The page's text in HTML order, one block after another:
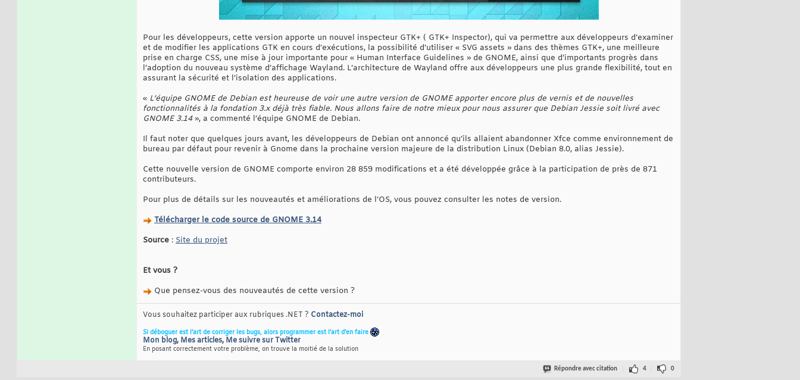
Pour les développeurs, cette version apporte un nouvel inspecteur GTK+ ( GTK+ Inspector), qui va permettre aux développeurs d’examiner
et de modifier les applications GTK en cours d’exécutions, la possibilité d’utiliser « SVG assets » dans des thèmes GTK+, une meilleure
prise en charge CSS, une mise à jour importante pour « Human Interface Guidelines » de GNOME, ainsi que d’importants progrès dans
l’adoption du nouveau système d’affichage Wayland. L’architecture de Wayland offre aux développeurs une plus grande flexibilité, tout en
assurant la sécurité et l’isolation des applications.
« L’équipe GNOME de Debian est heureuse de voir une autre version de GNOME apporter encore plus de vernis et de nouvelles
fonctionnalités à la fondation 3.x déjà très fiable. Nous allons faire de notre mieux pour nous assurer que Debian Jessie soit livré avec
GNOME 3.14», a commenté l’équipe GNOME de Debian.
Il faut noter que quelques jours avant, les développeurs de Debian ont annoncé qu’ils allaient abandonner Xfce comme environnement de
bureau par défaut pour revenir à Gnome dans la prochaine version majeure de la distribution Linux (Debian 8.0, alias Jessie).
Cette nouvelle version de GNOME comporte environ 28 859 modifications et a été développée grâce à la participation de près de 871
contributeurs.
Pour plus de détails sur les nouveautés et améliorations de l’OS, vous pouvez consulter les notes de version.
Télécharger le code source de GNOME 3.14
Source : Site du projet
Et vous ?
Que pensez-vous des nouveautés de cette version ?
Vous souhaitez participer aux rubriques .NET ? Contactez-moi
Si déboguer est l’art de corriger les bugs, alors programmer est l’art d’en faire
Mon blog, Mes articles, Me suivre sur Twitter
En posant correctement votre problème, on trouve la moitié de la solution
Répondre avec citation 4 0